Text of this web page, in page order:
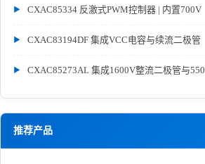
CXAC85334 反激式PWM控制器 | 内置700V
CXAC83194DF 集成VCC电容与续流二极管
CXAC85273AL 集成1600V整流二极管与550
推荐产品